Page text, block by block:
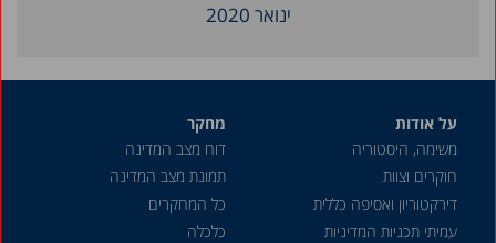
ינואר 2020
על אודות
משימה, היסטוריה
חוקרים וצוות
דירקטוריון ואסיפה כללית
עמיתי תכניות המדיניות
מחקר
דוח מצב המדינה
תמונת מצב המדינה
כל המחקרים
כלכלה